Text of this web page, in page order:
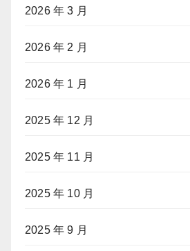
2026 年 3 月
2026 年 2 月
2026 年 1 月
2025 年 12 月
2025 年 11 月
2025 年 10 月
2025 年 9 月